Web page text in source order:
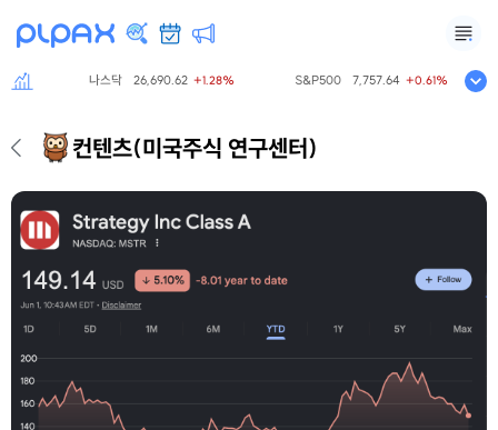
나스닥 26,690.62 +1.28% S&P500 7,757.64 +0.61%
컨텐츠(미국주식 연구센터)